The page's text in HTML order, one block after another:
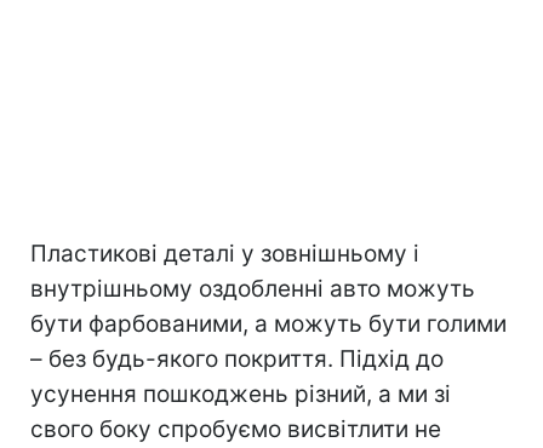
Пластикові деталі у зовнішньому і
внутрішньому оздобленні авто можуть
бути фарбованими, а можуть бути голими
– без будь-якого покриття. Підхід до
усунення пошкоджень різний, а ми зі
свого боку спробуємо висвітлити не